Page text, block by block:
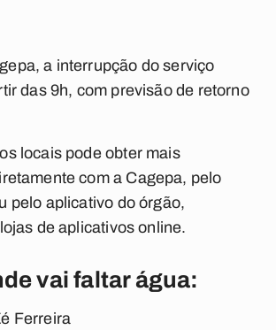
a interrupção do serviço
das 9h, com previsão de retorno
locais pode obter mais
com a Cagepa, pelo
pelo aplicativo do órgão,
de aplicativos online.
vai faltar água:
Ferreira